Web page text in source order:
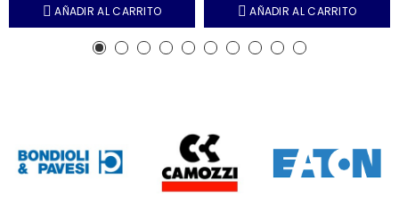
AÑADIR AL CARRITO AÑADIR AL CARRITO